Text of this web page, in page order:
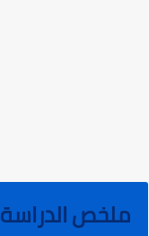
ملخص الدراسة